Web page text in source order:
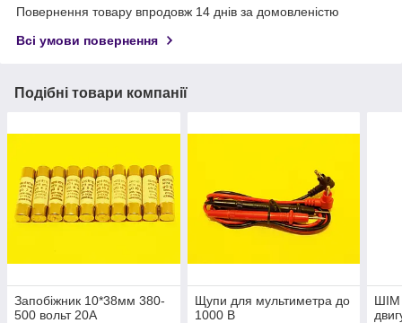
Повернення товару впродовж 14 днів за домовленістю
Всі умови повернення
Подібні товари компанії
Запобіжник 10*38мм 380-
500 вольт 20А
Щупи для мультиметра до
1000 В
ШІМ